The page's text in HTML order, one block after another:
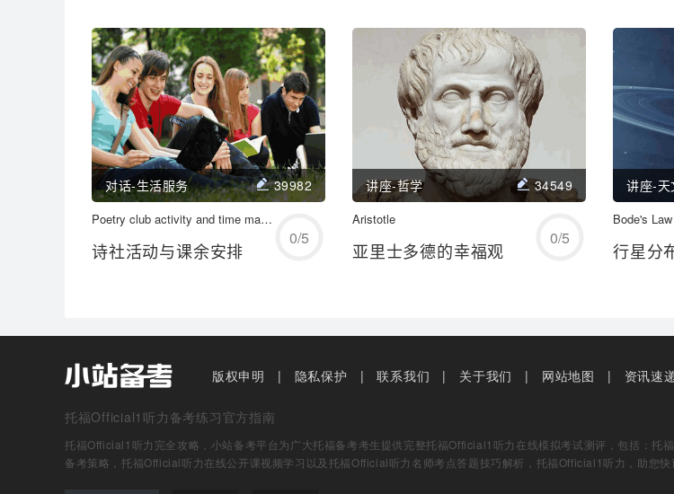
学习/回顾 学习/回顾
对话-生活服务 39982
开始练习 Poetry club activity and time management
诗社活动与课余安排
0/5
讲座-哲学 34549
Aristotle
亚里士多德的幸福观
0/5
讲座-天
Bode's Law
行星分
版权申明 隐私保护 联系我们 关于我们 网站地图 资讯速
托福Official1听力备考练习官方指南
托福Official1听力完全攻略，小站备考平台为广大托福备考考生提供完整托福Official1听力在线模拟考试测评，包括：
备考策略，托福Official听力在线公开课视频学习以及托福Official听力名师考点答题技巧解析，托福Official1听力，助您